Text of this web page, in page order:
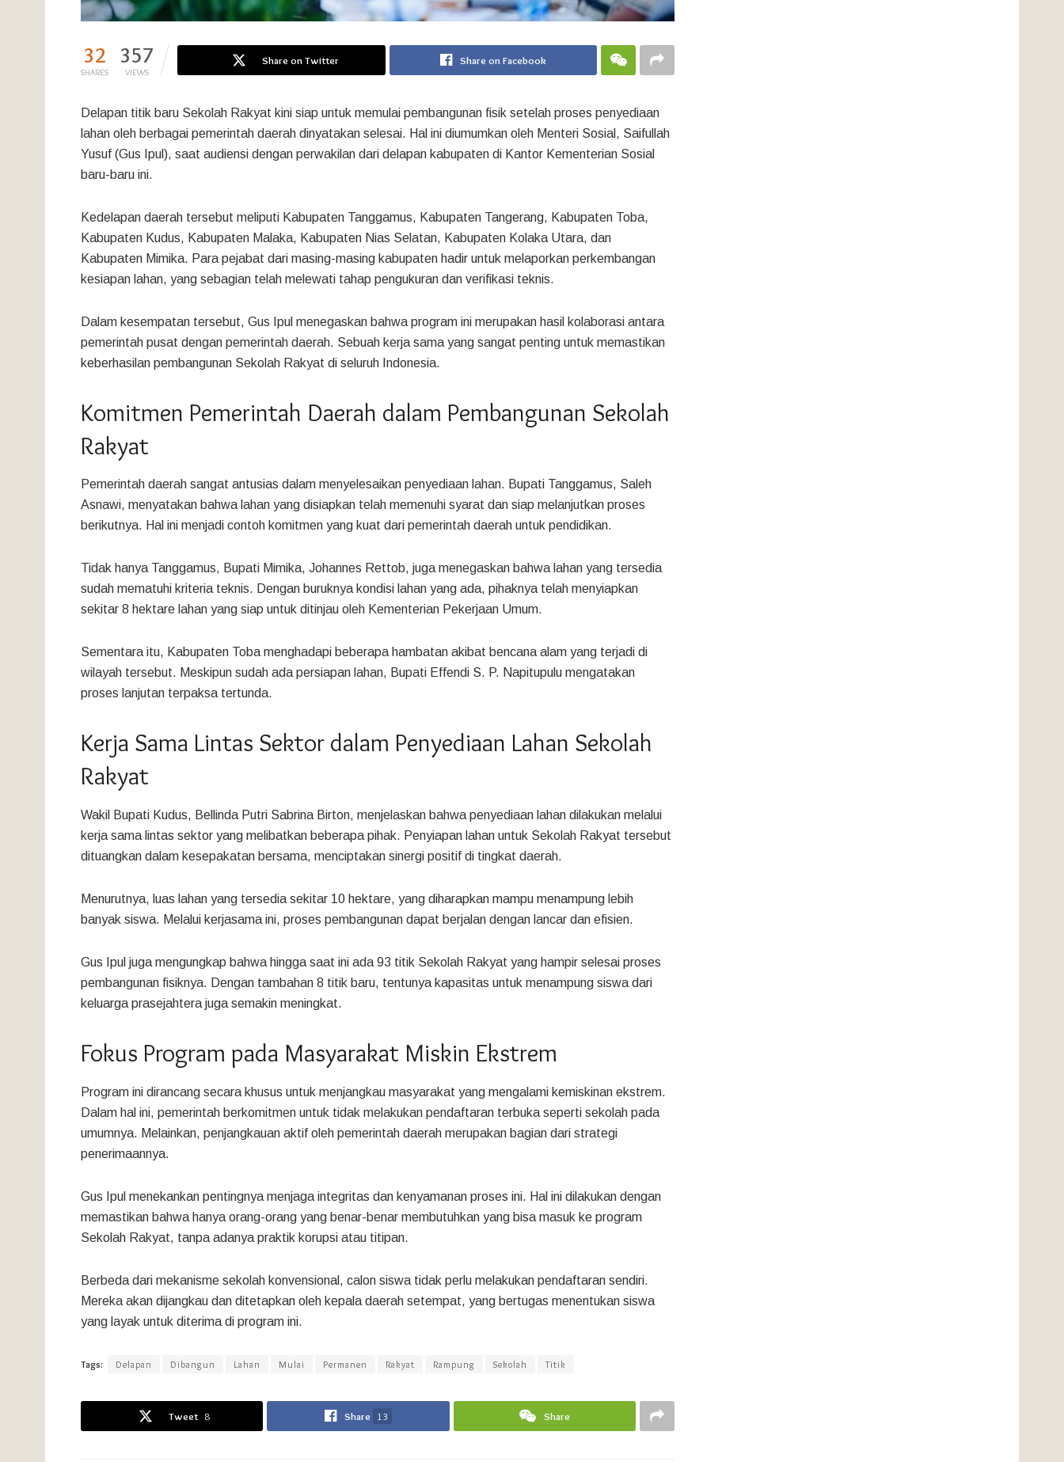
32
SHARES
357
VIEWS
Share on Twitter Share on Facebook
Delapan titik baru Sekolah Rakyat kini siap untuk memulai pembangunan fisik setelah proses penyediaan
lahan oleh berbagai pemerintah daerah dinyatakan selesai. Hal ini diumumkan oleh Menteri Sosial, Saifullah
Yusuf (Gus Ipul), saat audiensi dengan perwakilan dari delapan kabupaten di Kantor Kementerian Sosial
baru-baru ini.
Kedelapan daerah tersebut meliputi Kabupaten Tanggamus, Kabupaten Tangerang, Kabupaten Toba,
Kabupaten Kudus, Kabupaten Malaka, Kabupaten Nias Selatan, Kabupaten Kolaka Utara, dan
Kabupaten Mimika. Para pejabat dari masing-masing kabupaten hadir untuk melaporkan perkembangan
kesiapan lahan, yang sebagian telah melewati tahap pengukuran dan verifikasi teknis.
Dalam kesempatan tersebut, Gus Ipul menegaskan bahwa program ini merupakan hasil kolaborasi antara
pemerintah pusat dengan pemerintah daerah. Sebuah kerja sama yang sangat penting untuk memastikan
keberhasilan pembangunan Sekolah Rakyat di seluruh Indonesia.
Komitmen Pemerintah Daerah dalam Pembangunan Sekolah
Rakyat
Pemerintah daerah sangat antusias dalam menyelesaikan penyediaan lahan. Bupati Tanggamus, Saleh
Asnawi, menyatakan bahwa lahan yang disiapkan telah memenuhi syarat dan siap melanjutkan proses
berikutnya. Hal ini menjadi contoh komitmen yang kuat dari pemerintah daerah untuk pendidikan.
Tidak hanya Tanggamus, Bupati Mimika, Johannes Rettob, juga menegaskan bahwa lahan yang tersedia
sudah mematuhi kriteria teknis. Dengan buruknya kondisi lahan yang ada, pihaknya telah menyiapkan
sekitar 8 hektare lahan yang siap untuk ditinjau oleh Kementerian Pekerjaan Umum.
Sementara itu, Kabupaten Toba menghadapi beberapa hambatan akibat bencana alam yang terjadi di
wilayah tersebut. Meskipun sudah ada persiapan lahan, Bupati Effendi S. P. Napitupulu mengatakan
proses lanjutan terpaksa tertunda.
Kerja Sama Lintas Sektor dalam Penyediaan Lahan Sekolah
Rakyat
Wakil Bupati Kudus, Bellinda Putri Sabrina Birton, menjelaskan bahwa penyediaan lahan dilakukan melalui
kerja sama lintas sektor yang melibatkan beberapa pihak. Penyiapan lahan untuk Sekolah Rakyat tersebut
dituangkan dalam kesepakatan bersama, menciptakan sinergi positif di tingkat daerah.
Menurutnya, luas lahan yang tersedia sekitar 10 hektare, yang diharapkan mampu menampung lebih
banyak siswa. Melalui kerjasama ini, proses pembangunan dapat berjalan dengan lancar dan efisien.
Gus Ipul juga mengungkap bahwa hingga saat ini ada 93 titik Sekolah Rakyat yang hampir selesai proses
pembangunan fisiknya. Dengan tambahan 8 titik baru, tentunya kapasitas untuk menampung siswa dari
keluarga prasejahtera juga semakin meningkat.
Fokus Program pada Masyarakat Miskin Ekstrem
Program ini dirancang secara khusus untuk menjangkau masyarakat yang mengalami kemiskinan ekstrem.
Dalam hal ini, pemerintah berkomitmen untuk tidak melakukan pendaftaran terbuka seperti sekolah pada
umumnya. Melainkan, penjangkauan aktif oleh pemerintah daerah merupakan bagian dari strategi
penerimaannya.
Gus Ipul menekankan pentingnya menjaga integritas dan kenyamanan proses ini. Hal ini dilakukan dengan
memastikan bahwa hanya orang-orang yang benar-benar membutuhkan yang bisa masuk ke program
Sekolah Rakyat, tanpa adanya praktik korupsi atau titipan.
Berbeda dari mekanisme sekolah konvensional, calon siswa tidak perlu melakukan pendaftaran sendiri.
Mereka akan dijangkau dan ditetapkan oleh kepala daerah setempat, yang bertugas menentukan siswa
yang layak untuk diterima di program ini.
Tags: Delapan Dibangun Lahan Mulai Permanen Rakyat Rampung Sekolah Titik
Tweet 8 Share 13 Share